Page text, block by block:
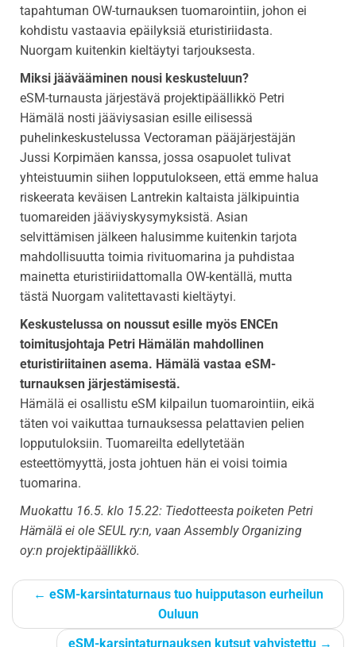
tapahtuman OW-turnauksen tuomarointiin, johon ei
kohdistu vastaavia epäilyksiä eturistiriidasta.
Nuorgam kuitenkin kieltäytyi tarjouksesta.
Miksi jäävääminen nousi keskusteluun?
eSM-turnausta järjestävä projektipäällikkö Petri
Hämälä nosti jääviysasian esille eilisessä
puhelinkeskustelussa Vectoraman pääjärjestäjän
Jussi Korpimäen kanssa, jossa osapuolet tulivat
yhteistuumin siihen lopputulokseen, että emme halua
riskeerata keväisen Lantrekin kaltaista jälkipuintia
tuomareiden jääviyskysymyksistä. Asian
selvittämisen jälkeen halusimme kuitenkin tarjota
mahdollisuutta toimia rivituomarina ja puhdistaa
mainetta eturistiriidattomalla OW-kentällä, mutta
tästä Nuorgam valitettavasti kieltäytyi.
Keskustelussa on noussut esille myös ENCEn
toimitusjohtaja Petri Hämälän mahdollinen
eturistiriitainen asema. Hämälä vastaa eSM-
turnauksen järjestämisestä.
Hämälä ei osallistu eSM kilpailun tuomarointiin, eikä
täten voi vaikuttaa turnauksessa pelattavien pelien
lopputuloksiin. Tuomareilta edellytetään
esteettömyyttä, josta johtuen hän ei voisi toimia
tuomarina.
Muokattu 16.5. klo 15.22: Tiedotteesta poiketen Petri
Hämälä ei ole SEUL ry:n, vaan Assembly Organizing
oy:n projektipäällikkö.
← eSM-karsintaturnaus tuo huipputason eurheilun
Ouluun
eSM-karsintaturnauksen kutsut vahvistettu →